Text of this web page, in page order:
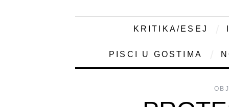
KRITIKA/ESEJ
PISCI U GOSTIMA